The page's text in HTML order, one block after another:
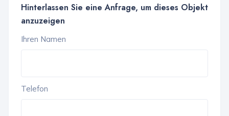
Hinterlassen Sie eine Anfrage, um dieses Objekt
anzuzeigen
Ihren Namen
Telefon